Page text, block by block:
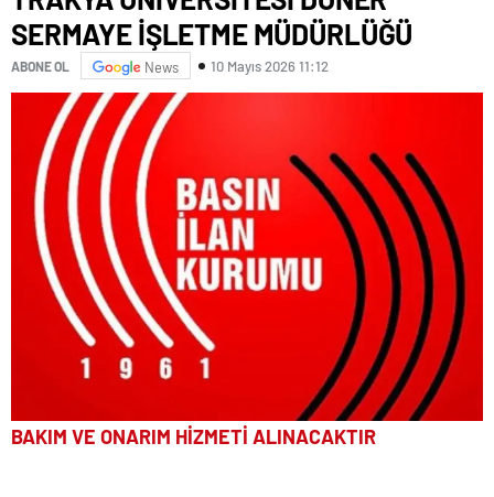
SERMAYE İŞLETME MÜDÜRLÜĞÜ
ABONE OL News 10 Mayıs 2026 11:12
BAKIM VE ONARIM HİZMETİ ALINACAKTIR